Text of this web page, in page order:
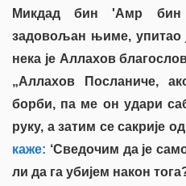
Микдад бин 'Амр бин
задовољан њиме, упитао
нека је Аллахов
„Аллахов Посланиче,
борби, па ме он удари
руку, а затим се сакрије
каже: ‘Сведочим да је
ли да га убијем након